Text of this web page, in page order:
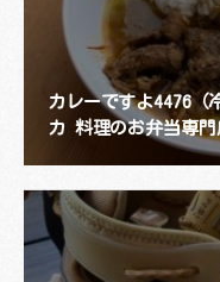
カレーですよ4476
カ 料理のお弁当専